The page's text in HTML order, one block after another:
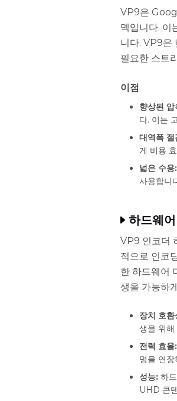
VP9은
덱입니다. 이
니다. VP9은
필요한 스트
이점
향상된 압
다. 이는
대역폭 절
게 비용
넓은 수용:
사용합니
하드웨
VP9 인코더
적으로 인코
한 하드웨어
생을 가능하
장치 호환
생을 위
전력 효율:
명을 연
성능: 하
UHD 콘